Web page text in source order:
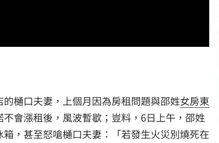
的樋口夫妻，上個月因為房租問題與邵姓女房東
會漲租後，風波暫歇；豈料，6日上午，邵姓
，甚至怒嗆樋口夫妻：「若發生火災別燒死在